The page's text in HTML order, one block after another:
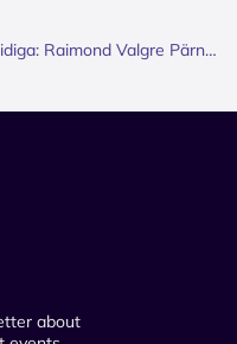
GIIDITUURID meistergiidiga: Raimond Valgre Pärnu - muusika ja armastuse radadel
about